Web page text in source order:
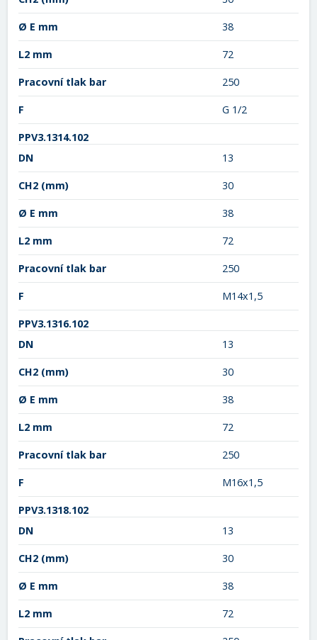
Ø E mm 38
L2 mm 72
Pracovní tlak bar 250
F G 1/2
PPV3.1314.102
DN
13
CH2 (mm) 30
Ø E mm 38
L2 mm 72
Pracovní tlak bar 250
F M14x1,5
PPV3.1316.102
DN
13
CH2 (mm) 30
Ø E mm 38
L2 mm 72
Pracovní tlak bar 250
F M16x1,5
PPV3.1318.102
DN
13
CH2 (mm) 30
Ø E mm 38
L2 mm 72